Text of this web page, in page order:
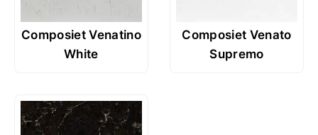
Composiet Venatino
White
Composiet Venato
Supremo